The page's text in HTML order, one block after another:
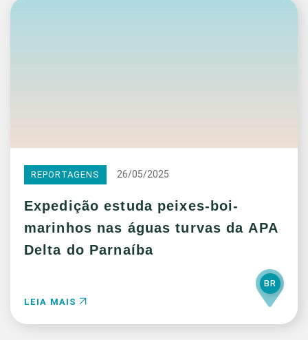
REPORTAGENS 26/05/2025
Expedição estuda peixes-boi-
marinhos nas águas turvas da APA
Delta do Parnaíba
LEIA MAIS
BR